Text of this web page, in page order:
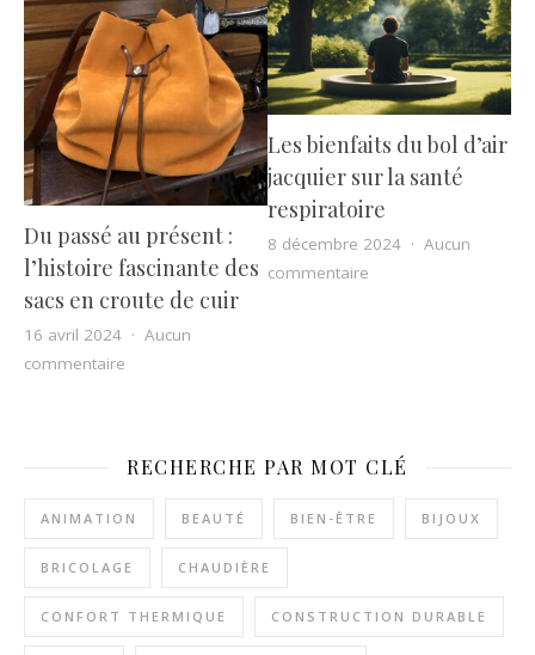
Du passé au présent :
l’histoire fascinante des
sacs en croute de cuir
16 avril 2024
Aucun
commentaire
Les bienfaits du bol d’air
jacquier sur la santé
respiratoire
8 décembre 2024
Aucun
commentaire
RECHERCHE PAR MOT CLÉ
ANIMATION BEAUTÉ BIEN-ÊTRE BIJOUX
BRICOLAGE CHAUDIÈRE
CONFORT THERMIQUE CONSTRUCTION DURABLE